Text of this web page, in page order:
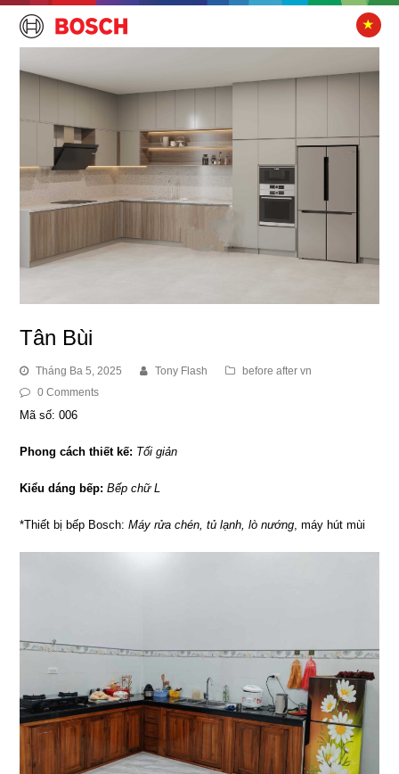
Tân Bùi
Tháng Ba 5, 2025 Tony Flash
before after vn
0 Comments
Mã số: 006
Phong cách thiết kế: Tối giản
Kiểu dáng bếp:Bếp chữ L
*Thiết bị bếp Bosch:Máy rửa chén, tủ lạnh, lò nướng, máy hút mùi